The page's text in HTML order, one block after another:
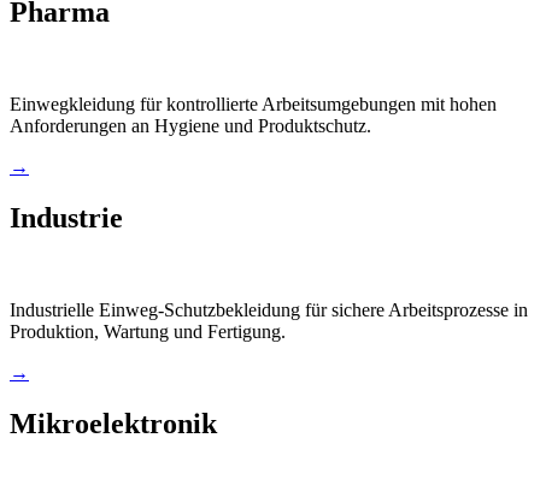
Pharma
Einwegkleidung für kontrollierte Arbeitsumgebungen mit hohen
Anforderungen an Hygiene und Produktschutz.
→
Industrie
Industrielle Einweg-Schutzbekleidung für sichere Arbeitsprozesse in
Produktion, Wartung und Fertigung.
→
Mikroelektronik